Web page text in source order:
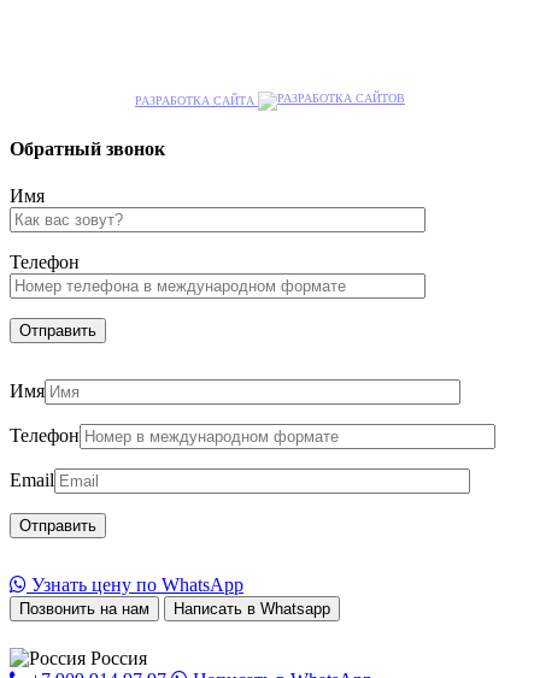
РАЗРАБОТКА САЙТА
Обратный звонок
Имя
Телефон
Имя
Телефон
Email
Узнать цену по WhatsApp
Позвонить на нам Написать в Whatsapp
Россия